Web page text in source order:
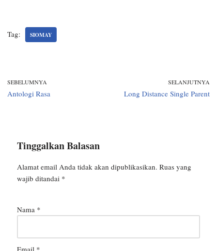
Tag: SIOMAY
SEBELUMNYA
Antologi Rasa
SELANJUTNYA
Long Distance Single Parent
Tinggalkan Balasan
Alamat email Anda tidak akan dipublikasikan. Ruas yang
wajib ditandai *
Nama *
Email *